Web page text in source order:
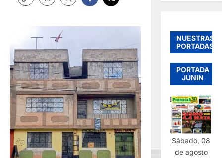
NUESTRAS
PORTADAS
PORTADA
JUNIN
Sábado, 08
de agosto